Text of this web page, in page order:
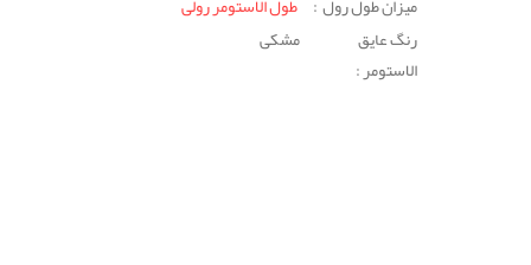
رنگ عایق
الاستومر :
مشکی